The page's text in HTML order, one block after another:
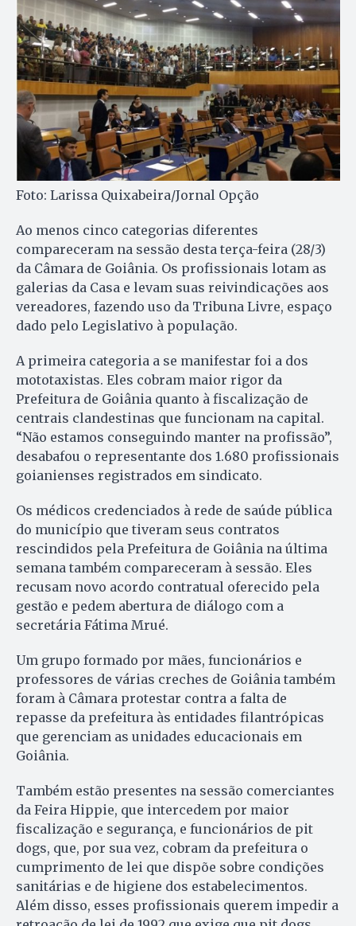
Foto: Larissa Quixabeira/Jornal Opção
Ao menos cinco categorias diferentes
compareceram na sessão desta terça-feira (28/3)
da Câmara de Goiânia. Os profissionais lotam as
galerias da Casa e levam suas reivindicações aos
vereadores, fazendo uso da Tribuna Livre, espaço
dado pelo Legislativo à população.
A primeira categoria a se manifestar foi a dos
mototaxistas. Eles cobram maior rigor da
Prefeitura de Goiânia quanto à fiscalização de
centrais clandestinas que funcionam na capital.
“Não estamos conseguindo manter na profissão”,
desabafou o representante dos 1.680 profissionais
goianienses registrados em sindicato.
Os médicos credenciados à rede de saúde pública
do município que tiveram seus contratos
rescindidos pela Prefeitura de Goiânia na última
semana também compareceram à sessão. Eles
recusam novo acordo contratual oferecido pela
gestão e pedem abertura de diálogo com a
secretária Fátima Mrué.
Um grupo formado por mães, funcionários e
professores de várias creches de Goiânia também
foram à Câmara protestar contra a falta de
repasse da prefeitura às entidades filantrópicas
que gerenciam as unidades educacionais em
Goiânia.
Também estão presentes na sessão comerciantes
da Feira Hippie, que intercedem por maior
fiscalização e segurança, e funcionários de pit
dogs, que, por sua vez, cobram da prefeitura o
cumprimento de lei que dispõe sobre condições
sanitárias e de higiene dos estabelecimentos.
Além disso, esses profissionais querem impedir a